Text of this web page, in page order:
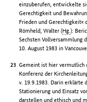
einzuberufen, entwickelte
Gerechtigkeit und
Frieden und Gerechtigkeit«
Römheld, Walter (Hg.):
Sechsten Vollversammlung
10. August 1983 in
Gemeint ist hier vermutlich
Konferenz der
v. 19.9.1983. Darin erklärte
Stationierung und Einsatz
darstellen und ethisch und